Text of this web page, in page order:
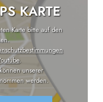
KARTE
Karte bitte auf den
.
unserer
werden.